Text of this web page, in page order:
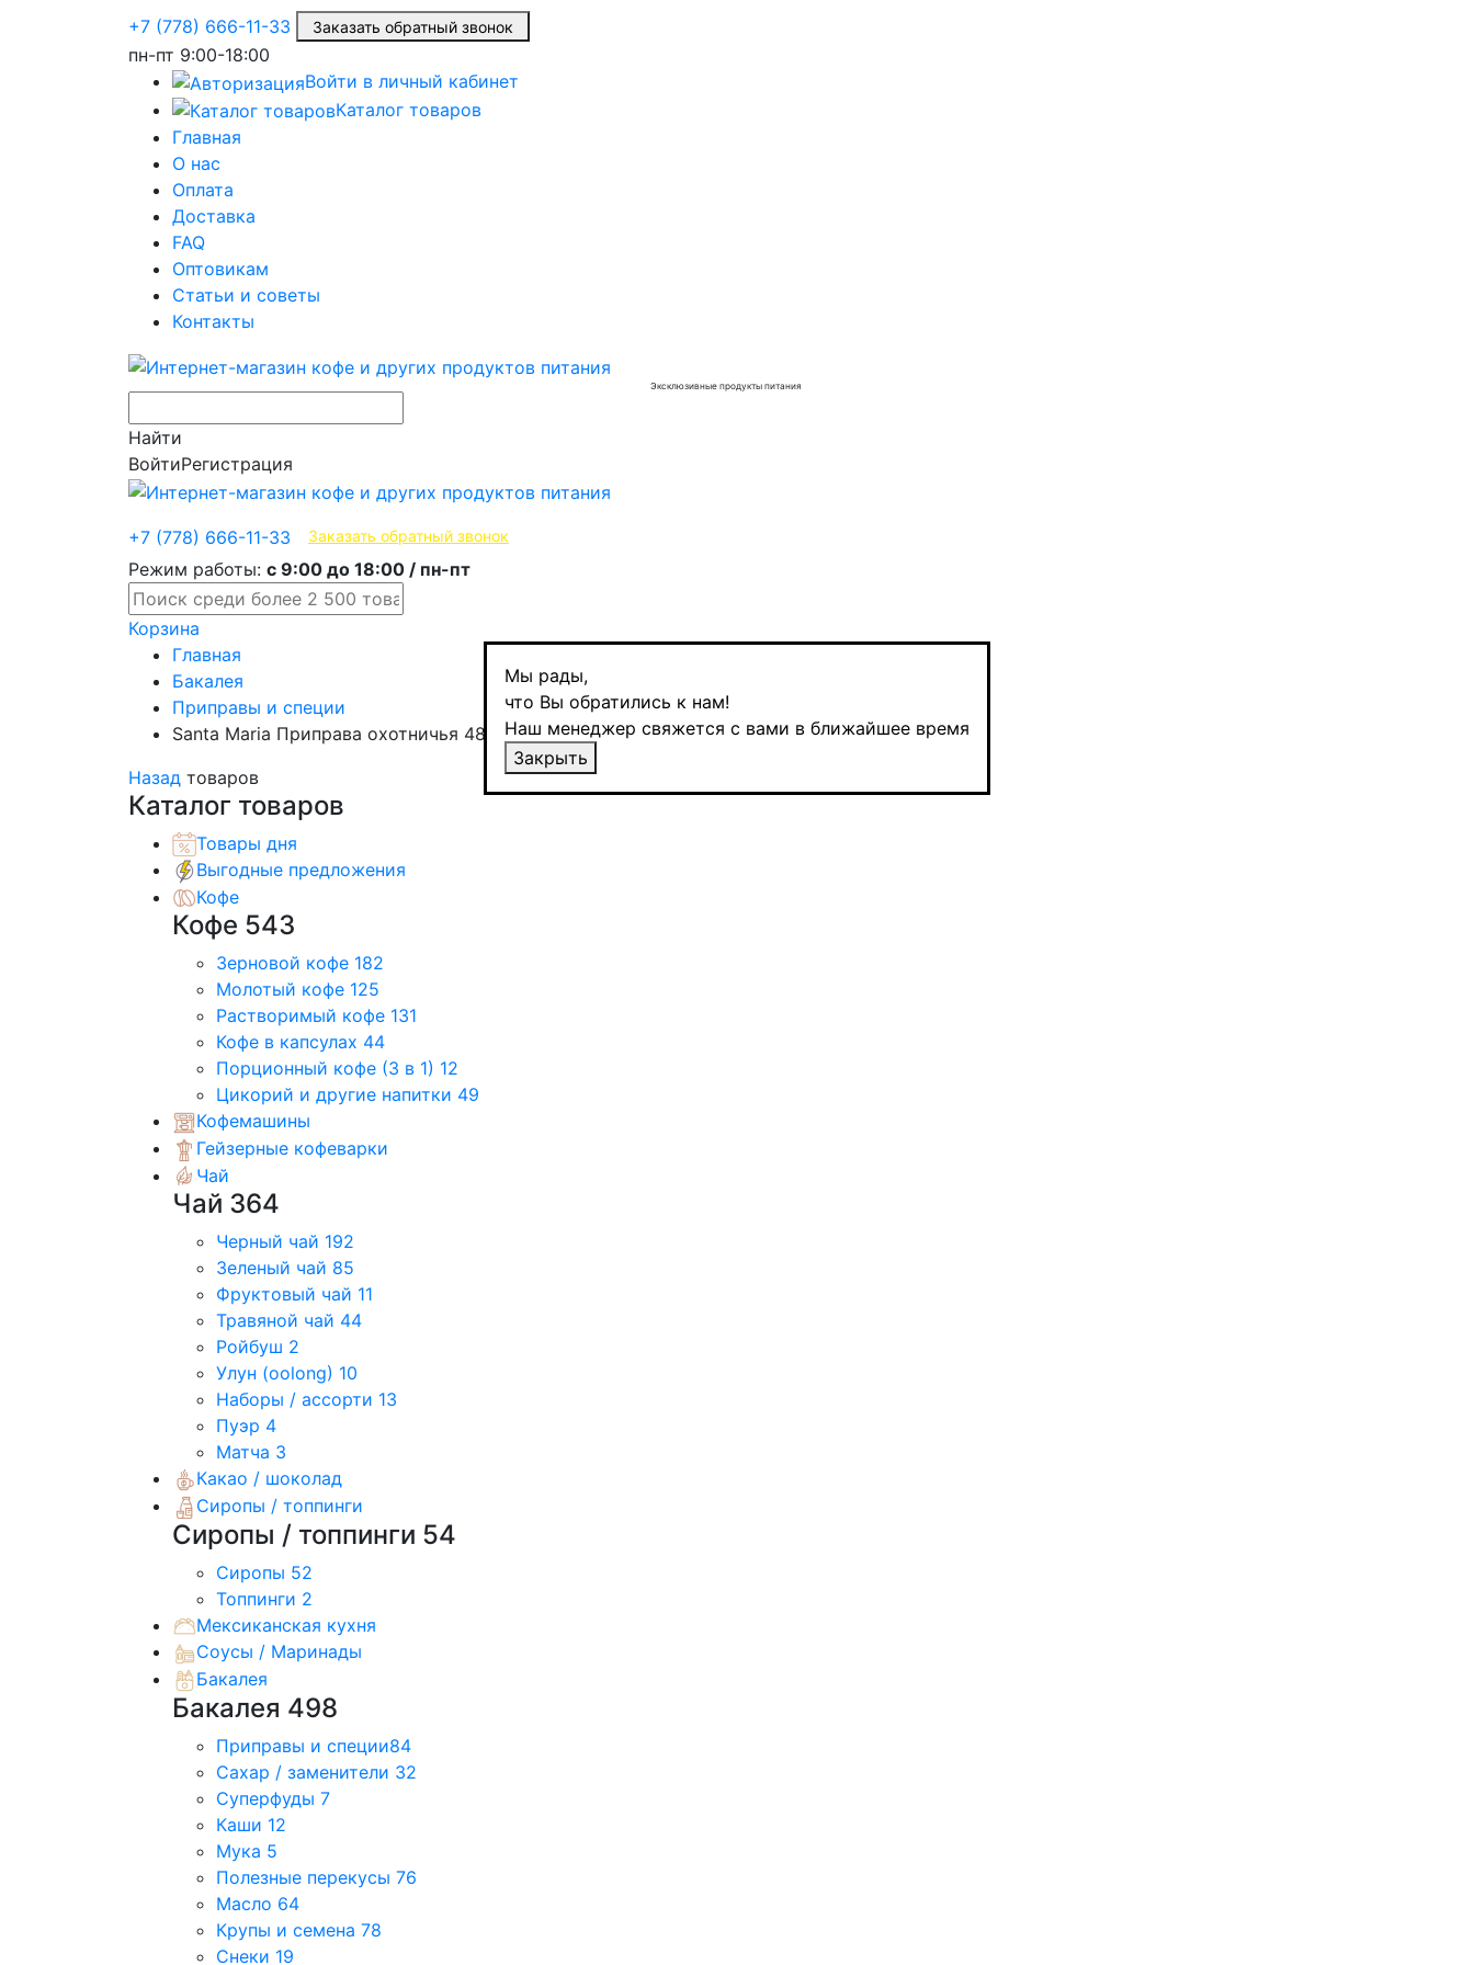
+7 (778) 666-11-33 Заказать обратный звонок
пн-пт 9:00-18:00
Войти в личный кабинет
Каталог товаров
Главная
О нас
Оплата
Доставка
FAQ
Оптовикам
Статьи и советы
Контакты
Эксклюзивные продукты питания
Найти
ВойтиРегистрация
+7 (778) 666-11-33 Заказать обратный звонок
Режим работы: с 9:00 до 18:00 / пн-пт
Корзина
Мы рады,
что Вы обратились к нам!
Наш менеджер свяжется с вами в ближайшее время
Закрыть
Главная
Бакалея
Приправы и специи
Santa Maria Приправа охотничья 480 гр
Назад товаров
Каталог товаров
Товары дня
Выгодные предложения
Кофе
Кофе 543
Зерновой кофе 182
Молотый кофе 125
Растворимый кофе 131
Кофе в капсулах 44
Порционный кофе (3 в 1) 12
Цикорий и другие напитки 49
Кофемашины
Гейзерные кофеварки
Чай
Чай 364
Черный чай 192
Зеленый чай 85
Фруктовый чай 11
Травяной чай 44
Ройбуш 2
Улун (oolong) 10
Наборы / ассорти 13
Пуэр 4
Матча 3
Какао / шоколад
Сиропы / топпинги
Сиропы / топпинги 54
Сиропы 52
Топпинги 2
Мексиканская кухня
Соусы / Маринады
Бакалея
Бакалея 498
Приправы и специи84
Сахар / заменители 32
Суперфуды 7
Каши 12
Мука 5
Полезные перекусы 76
Масло 64
Крупы и семена 78
Снеки 19